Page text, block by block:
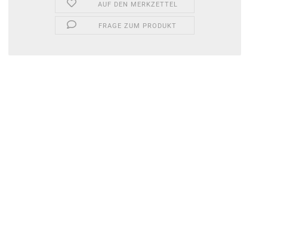
AUF DEN MERKZETTEL
FRAGE ZUM PRODUKT